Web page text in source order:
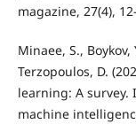
magazine, 27(4),
Minaee, S.,
Terzopoulos, D.
learning: A survey.
machine